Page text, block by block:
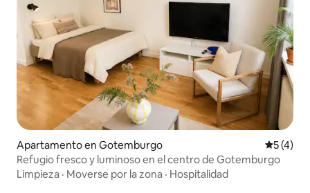
Apartamento en Gotemburgo
5 (4)
Refugio fresco y luminoso en el centro de Gotemburgo
Limpieza · Moverse por la zona · Hospitalidad